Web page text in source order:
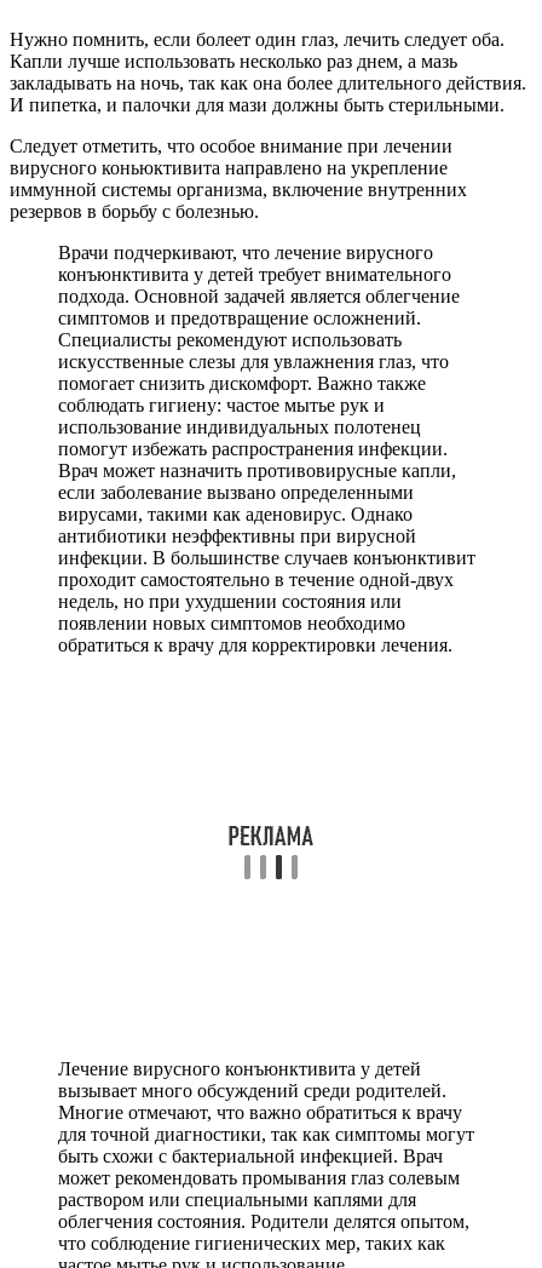
Нужно помнить, если болеет один глаз, лечить следует оба.
Капли лучше использовать несколько раз днем, а мазь
закладывать на ночь, так как она более длительного действия.
И пипетка, и палочки для мази должны быть стерильными.
Следует отметить, что особое внимание при лечении
вирусного коньюктивита направлено на укрепление
иммунной системы организма, включение внутренних
резервов в борьбу с болезнью.
Врачи подчеркивают, что лечение вирусного
конъюнктивита у детей требует внимательного
подхода. Основной задачей является облегчение
симптомов и предотвращение осложнений.
Специалисты рекомендуют использовать
искусственные слезы для увлажнения глаз, что
помогает снизить дискомфорт. Важно также
соблюдать гигиену: частое мытье рук и
использование индивидуальных полотенец
помогут избежать распространения инфекции.
Врач может назначить противовирусные капли,
если заболевание вызвано определенными
вирусами, такими как аденовирус. Однако
антибиотики неэффективны при вирусной
инфекции. В большинстве случаев конъюнктивит
проходит самостоятельно в течение одной-двух
недель, но при ухудшении состояния или
появлении новых симптомов необходимо
обратиться к врачу для корректировки лечения.
Лечение вирусного конъюнктивита у детей
вызывает много обсуждений среди родителей.
Многие отмечают, что важно обратиться к врачу
для точной диагностики, так как симптомы могут
быть схожи с бактериальной инфекцией. Врач
может рекомендовать промывания глаз солевым
раствором или специальными каплями для
облегчения состояния. Родители делятся опытом,
что соблюдение гигиенических мер, таких как